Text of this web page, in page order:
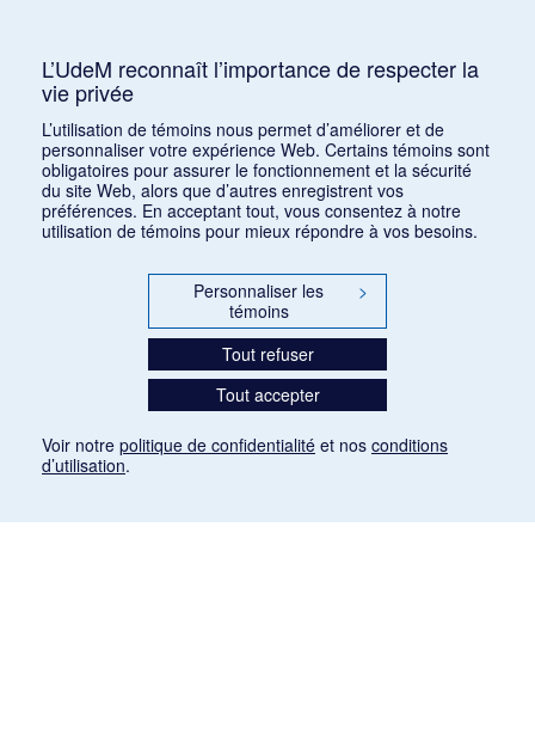
1 2
L’UdeM reconnaît l’importance de respecter la
vie privée
L’utilisation de témoins nous permet d’améliorer et de
personnaliser votre expérience Web. Certains témoins sont
obligatoires pour assurer le fonctionnement et la sécurité
du site Web, alors que d’autres enregistrent vos
préférences. En acceptant tout, vous consentez à notre
utilisation de témoins pour mieux répondre à vos besoins.
Personnaliser les
témoins
>
Tout refuser
Tout accepter
Voir notre politique de confidentialité et nos conditions
d’utilisation.